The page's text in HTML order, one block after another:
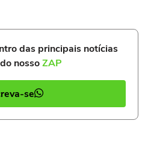
das principais notícias
nossoZAP
se